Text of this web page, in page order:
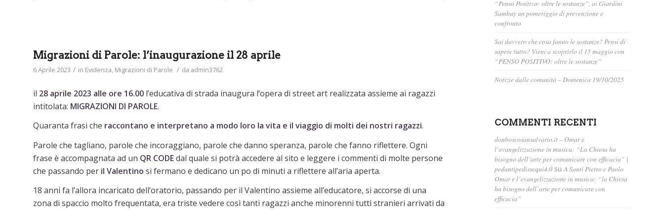
Migrazioni di Parole: l’inaugurazione il 28 aprile
6 Aprile 2023 / in Evidenza, Migrazioni di Parole / da admin3762
il 28 aprile 2023 alle ore 16.00 l’educativa di strada inaugura l’opera di street art realizzata assieme ai ragazzi
intitolata: MIGRAZIONI DI PAROLE.
Quaranta frasi che raccontano e interpretano a modo loro la vita e il viaggio di molti dei nostri ragazzi.
Parole che tagliano, parole che incoraggiano, parole che danno speranza, parole che fanno riflettere. Ogni
frase è accompagnata ad un QR CODEdal quale si potrà accedere al sito e leggere i commenti di molte persone
che passando per il Valentino si fermano e dedicano un po di minuti a riflettere all’aria aperta.
18 anni fa l’allora incaricato dell’oratorio, passando per il Valentino assieme all’educatore, si accorse di una
zona di spaccio molto frequentata, era triste vedere così tanti ragazzi anche minorenni tutti stranieri arrivati da
“Penso Positivo: oltre le sostanze”, ai Giardini
Sambuy un pomeriggio di prevenzione e
confronto
Sai davvero che cosa fanno le sostanze? Pensi di
sapere tutto? Vieni a scoprirlo il 15 maggio con
“PENSO POSITIVO: oltre le sostanze”
Notizie dalle comunità – Domenica 19/10/2025
COMMENTI RECENTI
donboscosansalvario.it – Omar e
l’evangelizzazione in musica: “La Chiesa ha
bisogno dell’arte per comunicare con efficacia” |
pedantipedissequi4.0 suA Santi Pietro e Paolo
Omar e l’evangelizzazione in musica: “la Chiesa
ha bisogno dell’arte per comunicare con
efficacia”